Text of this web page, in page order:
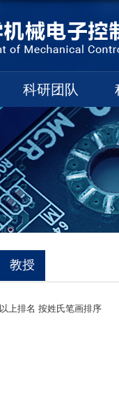
科研团队
教授
以上排名 按姓氏笔画排序